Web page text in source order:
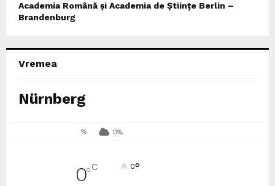
Academia Română și Academia de Științe Berlin –
Brandenburg
Vremea
Nürnberg
% 0%
0°C 0°